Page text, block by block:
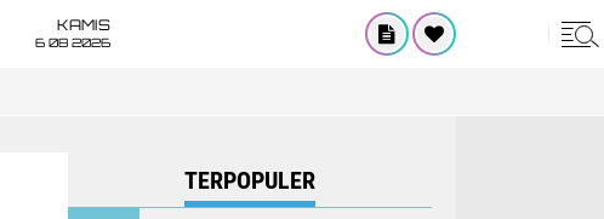
KAMIS
6 08 2026
TERPOPULER